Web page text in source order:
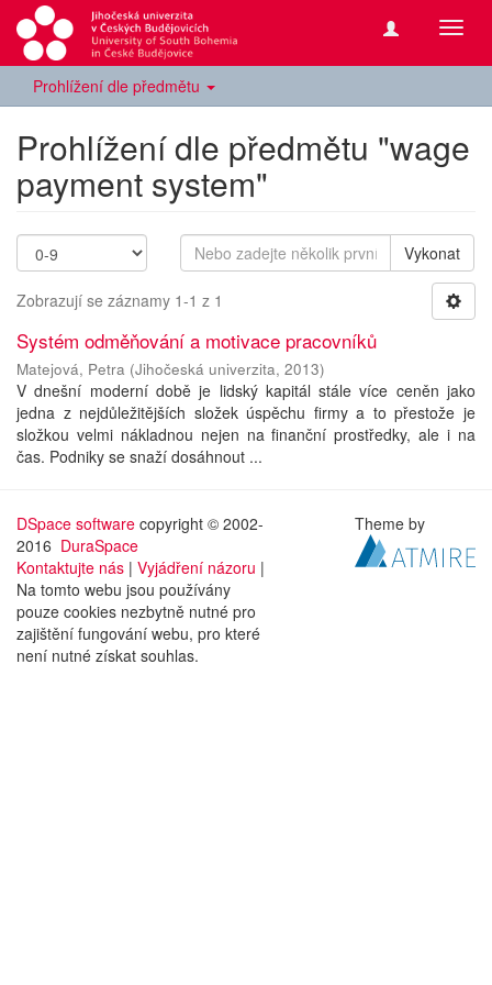
Prohlížení dle předmětu
Prohlížení dle předmětu "wage
payment system"
Vykonat
Zobrazují se záznamy 1-1 z 1
Systém odměňování a motivace pracovníků
Matejová, Petra (Jihočeská univerzita, 2013)
V dnešní moderní době je lidský kapitál stále více ceněn jako
jedna z nejdůležitějších složek úspěchu firmy a to přestože je
složkou velmi nákladnou nejen na finanční prostředky, ale i na
čas. Podniky se snaží dosáhnout ...
DSpace software copyright © 2002-
2016 DuraSpace
Kontaktujte nás | Vyjádření názoru |
Na tomto webu jsou používány
pouze cookies nezbytně nutné pro
zajištění fungování webu, pro které
není nutné získat souhlas.
Theme by